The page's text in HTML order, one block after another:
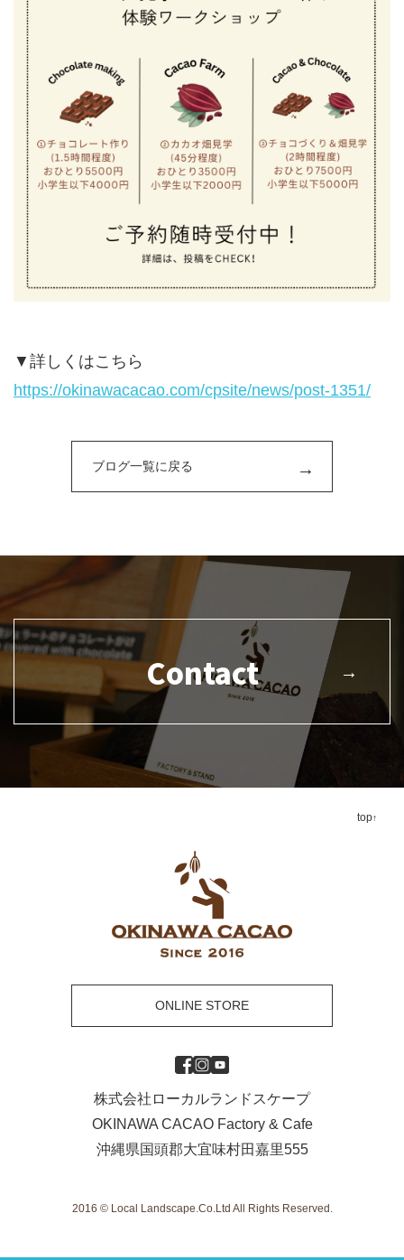
▼詳しくはこちら
https://okinawacacao.com/cpsite/news/post-1351/
ブログ一覧に戻る
Contact
top
ONLINE STORE
株式会社ローカルランドスケープ
OKINAWA CACAO Factory & Cafe
沖縄県国頭郡大宜味村田嘉里555
2016 © Local Landscape.Co.Ltd All Rights Reserved.